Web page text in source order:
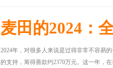
麦田的2024：
2024年，对很多人来说是过得非常不容易
的支持，筹得善款约2370万元。这一年，